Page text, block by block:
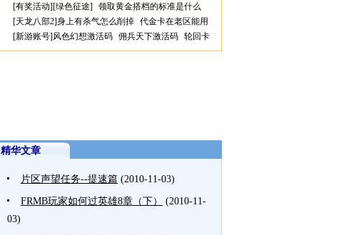
[有奖活动][绿色征途] 领取黄金搭档的标准是什么
[天龙八部2]身上有杀气怎么削掉 代金卡在老区能用
[新游账号]风色幻想激活码 佣兵天下激活码 轮回卡
精华文章
片区声望任务--提速篇 (2010-11-03)
FRMB玩家如何过英雄8章（下）
(2010-11-
03)